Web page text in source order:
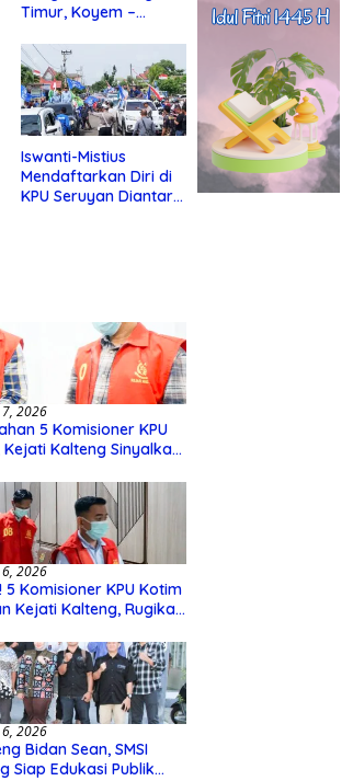
Timur, Koyem –
di Kotim
Iswanti-Mistius
Mendaftarkan Diri di
KPU Seruyan Diantar
7, 2026
5 Komisioner KPU
Kejati Kalteng Sinyalkan
Miliar
6, 2026
5 Komisioner KPU Kotim
Kejati Kalteng, Rugikan
Miliar
6, 2026
Bidan Sean, SMSI
Siap Edukasi Publik